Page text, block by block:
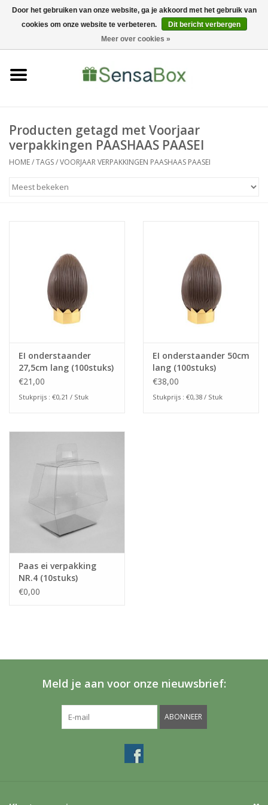
06-22022900 0 Artikelen - €0,00
Bewerkingen
Nieuws
Producten getagd met Voorjaar
verpakkingen PAASHAAS PAASEI
HOME/TAGS/VOORJAAR VERPAKKINGEN PAASHAAS PAASEI
EI onderstaander
27,5cm lang (100stuks)
€21,00
Stukprijs : €0,21 / Stuk
EI onderstaander 50cm
lang (100stuks)
€38,00
Stukprijs : €0,38 / Stuk
Paas ei verpakking
NR.4 (10stuks)
€0,00
Meld je aan voor onze nieuwsbrief:
ABONNEER
Door het gebruiken van onze website, ga je akkoord met het gebruik van
cookies om onze website te verbeteren.
Dit bericht verbergen
Meer over cookies »